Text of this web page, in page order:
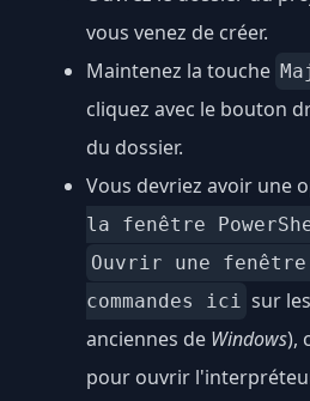
vous venez de créer.
Maintenez la touche Maj
cliquez avec le bouton
du dossier.
Vous devriez avoir une
la fenêtre
Ouvrir une fenêtre
commandes ici sur
anciennes de Windows),
pour ouvrir